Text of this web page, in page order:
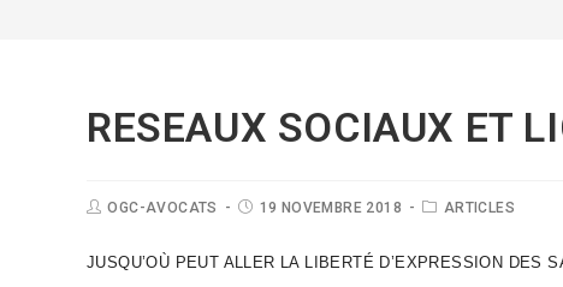
RESEAUX SOCIAUX ET
OGC-AVOCATS 19 NOVEMBRE 2018 ARTICLES
JUSQU’OÙ PEUT ALLER LA LIBERTÉ D’EXPRESSION DES